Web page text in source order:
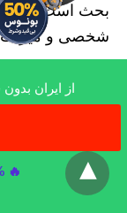
بحث است، اما
شخصی و میراث
فیل آیوی، ملقب
بیش
دنیای پوکر
های نقدی و
از ایران
🔥 50% بونوس بی قید و شرط 🔥